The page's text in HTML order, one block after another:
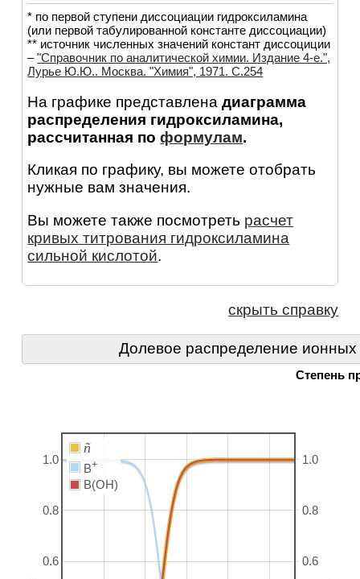
* по первой ступени диссоциации гидроксиламина
(или первой табулированной константе диссоциации)
** источник численных значений констант диссоциции
–"Справочник по аналитической химии. Издание 4-е.",
Лурье Ю.Ю.. Москва. "Химия", 1971. C.254
На графике представленадиаграмма
распределения гидроксиламина,
рассчитанная поформулам.
Кликая по графику, вы можете отобрать
нужные вам значения.
Вы можете также посмотреть расчет
кривых титрования гидроксиламина
сильной кислотой.
скрыть справку
Долевое распределение
Степень
0.6
0.8
1.0
0.6
0.8
1.0
ñ
B+
B(OH)